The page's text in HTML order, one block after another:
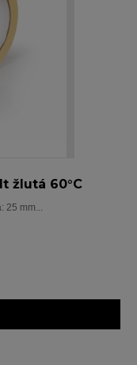
žlutá 60°C
25 mm...